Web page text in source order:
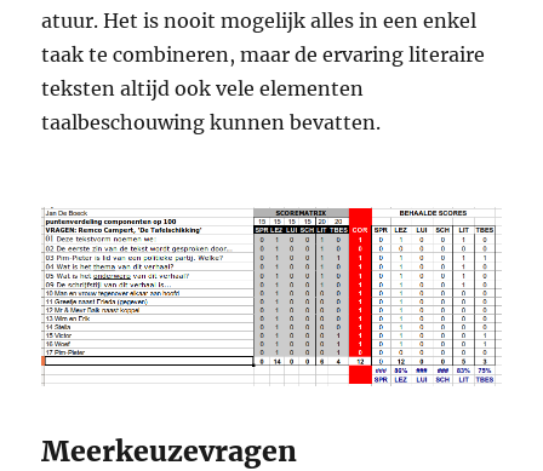
atuur. Het is nooit mogelijk alles in een enkel
taak te combineren, maar de ervaring literaire
teksten altijd ook vele elementen
taalbeschouwing kunnen bevatten.
Meerkeuzevragen